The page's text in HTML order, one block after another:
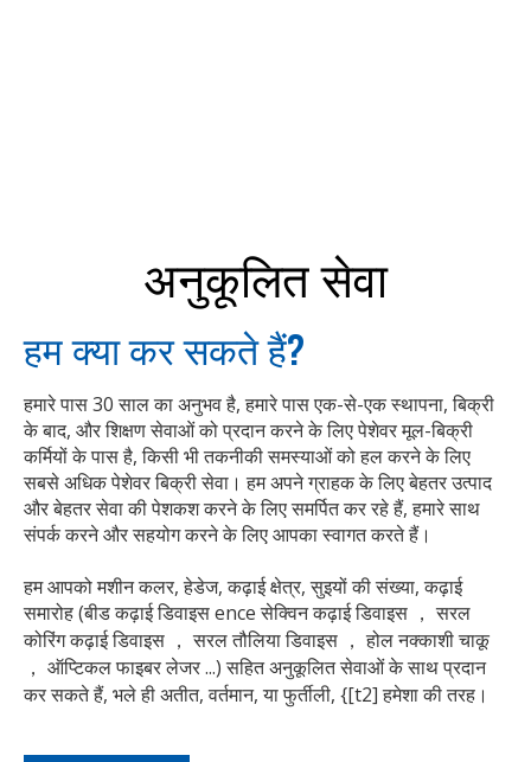
अनुकूलित सेवा
हम क्या कर सकते हैं?
हमारे पास 30 साल का अनुभव है, हमारे पास एक-से-एक स्थापना, बिक्री
के बाद, और शिक्षण सेवाओं को प्रदान करने के लिए पेशेवर मूल-बिक्री
कर्मियों के पास है, किसी भी तकनीकी समस्याओं को हल करने के लिए
सबसे अधिक पेशेवर बिक्री सेवा। हम अपने ग्राहक के लिए बेहतर उत्पाद
और बेहतर सेवा की पेशकश करने के लिए समर्पित कर रहे हैं, हमारे साथ
संपर्क करने और सहयोग करने के लिए आपका स्वागत करते हैं।
हम आपको मशीन कलर, हेडेज, कढ़ाई क्षेत्र, सुइयों की संख्या, कढ़ाई
समारोह (बीड कढ़ाई डिवाइस ence सेक्विन कढ़ाई डिवाइस ， सरल
कोरिंग कढ़ाई डिवाइस ， सरल तौलिया डिवाइस ， होल नक्काशी चाकू
， ऑप्टिकल फाइबर लेजर ...) सहित अनुकूलित सेवाओं के साथ प्रदान
कर सकते हैं, भले ही अतीत, वर्तमान, या फुर्तीली, {[t2] हमेशा की तरह।